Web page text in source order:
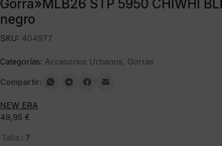
Gorra»MLB26 STP 5950 CHIWHI
negro
49,95 €
Talla : 7
SKU: 404977
Categorías: Accesorios Urbanos, Gorras
Compartir:
NEW ERA